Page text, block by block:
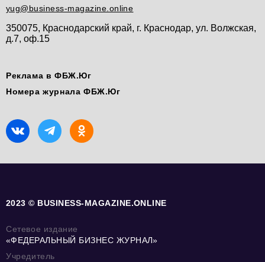
yug@business-magazine.online
350075, Краснодарский край, г. Краснодар, ул. Волжская,
д.7, оф.15
Реклама в ФБЖ.Юг
Номера журнала ФБЖ.Юг
2023 © BUSINESS-MAGAZINE.ONLINE
Сетевое издание
«ФЕДЕРАЛЬНЫЙ БИЗНЕС ЖУРНАЛ»
Учредитель